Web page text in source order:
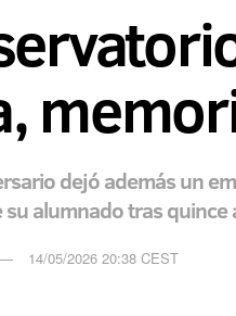
dejó además un
su alumnado tras
14/05/2026 20:38 CEST